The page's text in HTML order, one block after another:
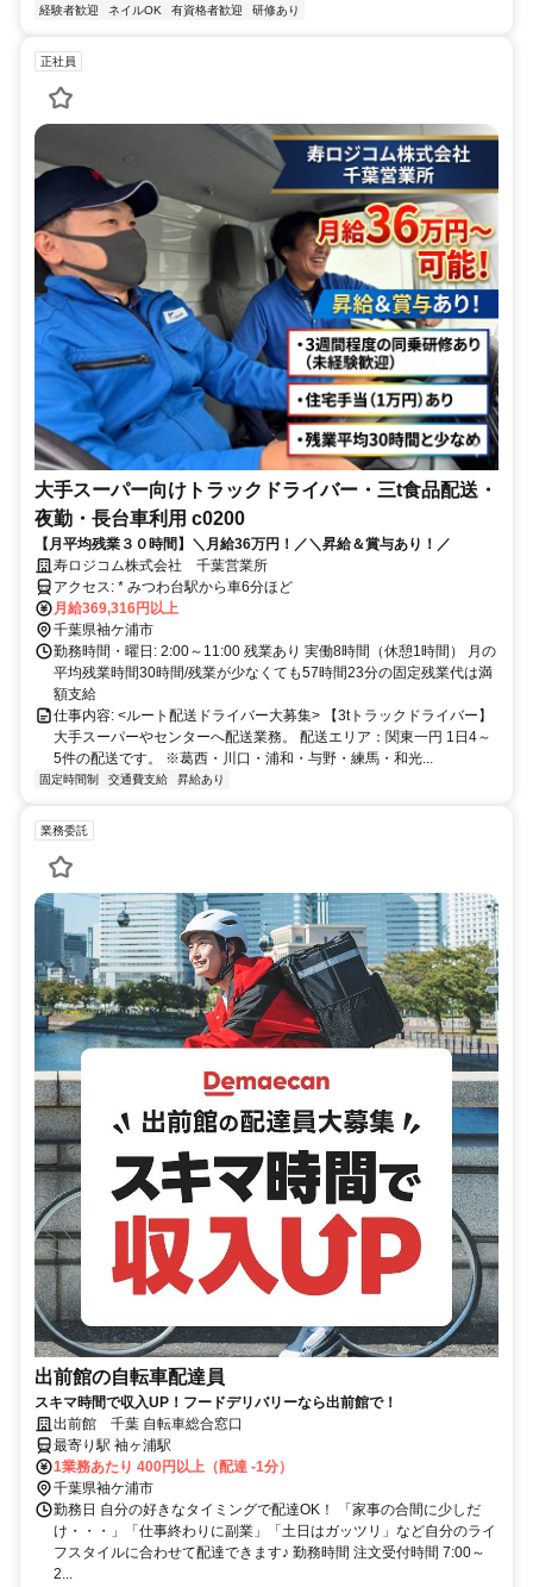
経験者歓迎
ネイルOK 有資格者歓迎 研修あり
正社員
大手スーパー向けトラックドライバー・三t食品配送・
夜勤・長台車利用 c0200
【月平均残業３０時間】＼月給36万円！／＼昇給＆賞与あり！／
寿ロジコム株式会社 千葉営業所
アクセス: * みつわ台駅から車6分ほど
月給369,316円以上
千葉県袖ケ浦市
勤務時間・曜日: 2:00～11:00 残業あり 実働8時間（休憩1時間） 月の
平均残業時間30時間/残業が少なくても57時間23分の固定残業代は満
額支給
仕事内容: <ルート配送ドライバー大募集> 【3tトラックドライバー】
大手スーパーやセンターへ配送業務。 配送エリア：関東一円 1日4～
5件の配送です。 ※葛西・川口・浦和・与野・練馬・和光...
固定時間制 交通費支給 昇給あり
業務委託
出前館の自転車配達員
スキマ時間で収入UP！フードデリバリーなら出前館で！
出前館 千葉 自転車総合窓口
最寄り駅 袖ヶ浦駅
1業務あたり 400円以上（配達 -1分）
千葉県袖ケ浦市
勤務日 自分の好きなタイミングで配達OK！ 「家事の合間に少しだ
け・・・」「仕事終わりに副業」「土日はガッツリ」など自分のライ
フスタイルに合わせて配達できます♪ 勤務時間 注文受付時間 7:00～
2...